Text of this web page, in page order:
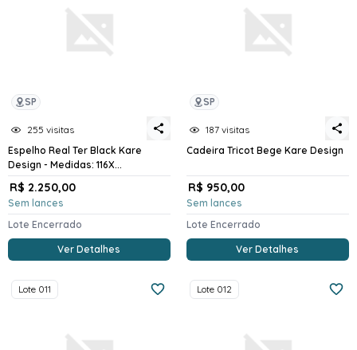
SP
255 visitas
Espelho Real Ter Black Kare
Design - Medidas: 116X...
R$ 2.250,00
Sem lances
Lote Encerrado
Ver Detalhes
SP
187 visitas
Cadeira Tricot Bege Kare Design
R$ 950,00
Sem lances
Lote Encerrado
Ver Detalhes
Lote 011 Lote 012